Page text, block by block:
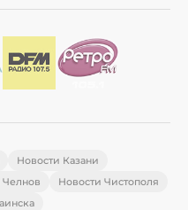
Новости Казани
Челнов
Новости Чистополя